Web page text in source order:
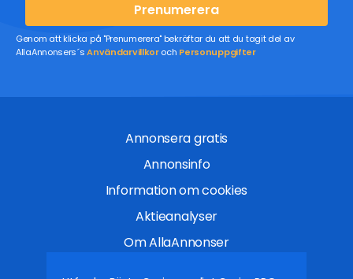
Prenumerera
Genom att klicka på "Prenumerera" bekräftar du att du tagit del av
AllaAnnonsers´sAnvändarvillkoroch Personuppgifter
Annonsera gratis
Annonsinfo
Information om cookies
Aktieanalyser
Om AllaAnnonser